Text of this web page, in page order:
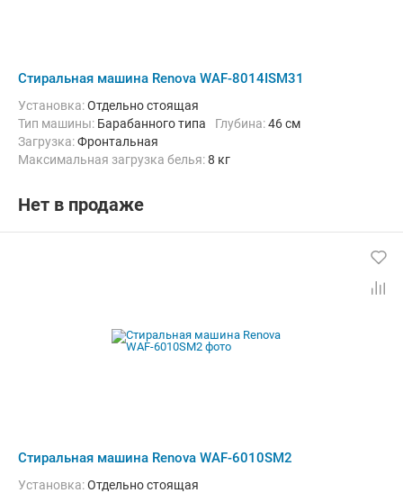
Стиральная машина Renova WAF-8014ISM31
Установка:Отдельно стоящая
Тип машины: Барабанного типа Глубина:46 см
загрузка:Фронтальная
Максимальная загрузка белья:8 кг
Дополнительные функции:
Безопасность:Защита от детей, Защита от протечек, Контроль
Ширина:59.5 см
Нет в продаже
Стиральная машина Renova WAF-6010SM2
Установка:Отдельно стоящая